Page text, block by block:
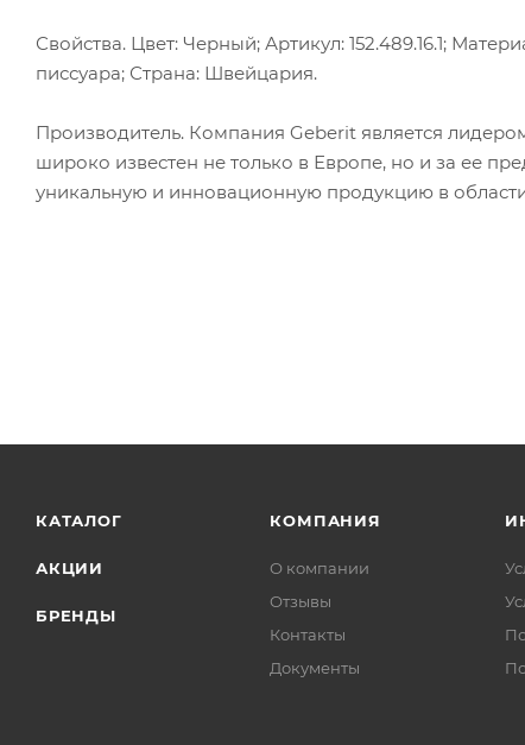
Свойства. Цвет: Черный; Артикул: 152.489.16.1;
писсуара; Страна: Швейцария.
Производитель. Компания Geberit является
широко известен не только в Европе, но и за ее
уникальную и инновационную продукцию в
КАТАЛОГ
АКЦИИ
БРЕНДЫ
КОМПАНИЯ
О компании
Отзывы
Контакты
Документы